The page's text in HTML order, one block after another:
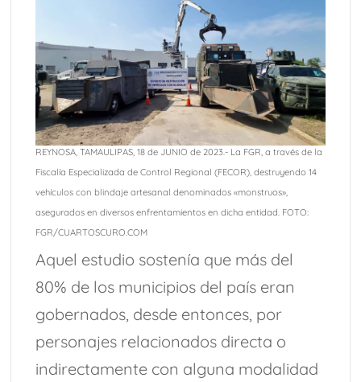
REYNOSA, TAMAULIPAS, 18 de JUNIO de 2023.- La FGR, a través de la
Fiscalía Especializada de Control Regional (FECOR), destruyendo 14
vehículos con blindaje artesanal denominados «monstruos»,
asegurados en diversos enfrentamientos en dicha entidad. FOTO:
FGR/CUARTOSCURO.COM
Aquel estudio sostenía que más del
80% de los municipios del país eran
gobernados, desde entonces, por
personajes relacionados directa o
indirectamente con alguna modalidad